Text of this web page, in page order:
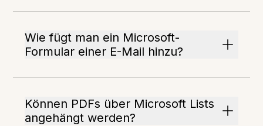
Wie fügt man ein Microsoft-
Formular einer E-Mail hinzu?
Können PDFs über Microsoft Lists
angehängt werden?